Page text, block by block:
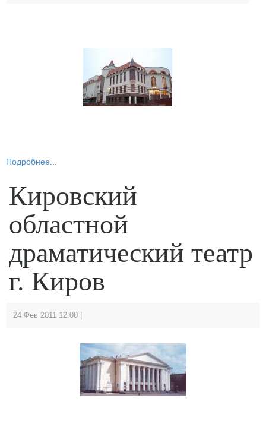
Подробнее...
Кировский
областной
драматический театр
г. Киров
24 Фев 2011 12:00